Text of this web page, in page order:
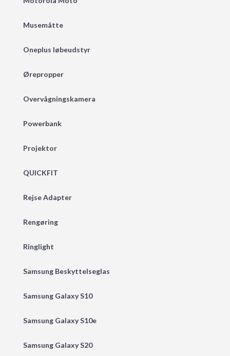
Musemåtte
Oneplus løbeudstyr
Ørepropper
Overvågningskamera
Powerbank
Projektor
QUICKFIT
Rejse Adapter
Rengøring
Ringlight
Samsung Beskyttelseglas
Samsung Galaxy S10
Samsung Galaxy S10e
Samsung Galaxy S20